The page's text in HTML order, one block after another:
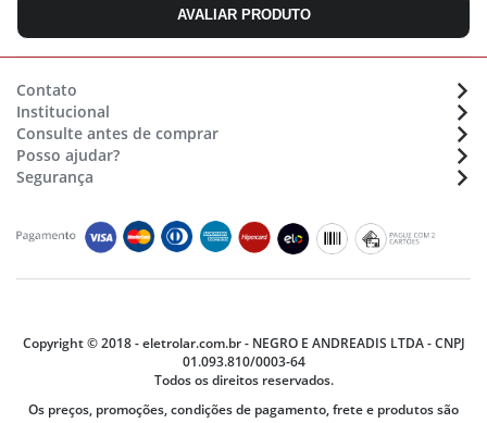
AVALIAR PRODUTO
Contato
Atendimento:(48) 36470633
Whatsapp: (48) 9 9154 7702
E-mail:
sac@eletrolar.com.br
Institucional
Sobre a Eletrolar
Nossas lojas - Trabalhe conosco
Consulte antes de comprar
Formas de pagamento
Montagens de móveis
Segurança e Privacidade
Termos e Condições
Termos de Compra e Venda
Posso ajudar?
Assistência Técnica
Compras e Pagamentos
Montagem e Instalação
Trocas ou Devoluções
Segurança
Copyright © 2018 - eletrolar.com.br - NEGRO E ANDREADIS LTDA - CNPJ
01.093.810/0003-64
Todos os direitos reservados.
Os preços, promoções, condições de pagamento, frete e produtos são